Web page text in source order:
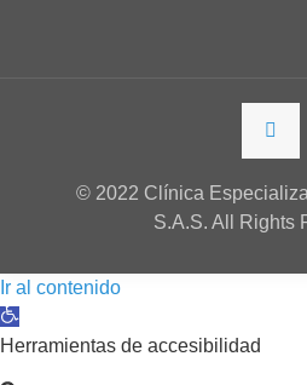
© 2022 Clínica
S.A.S. All Rights
Ir al contenido
Abrir barra de herramientas
Herramientas de accesibilidad